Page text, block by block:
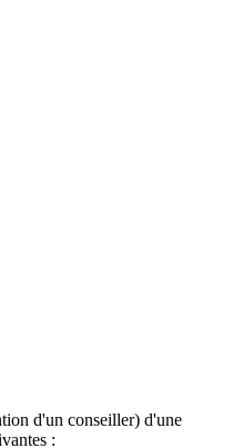
d'un conseiller) d'une
: